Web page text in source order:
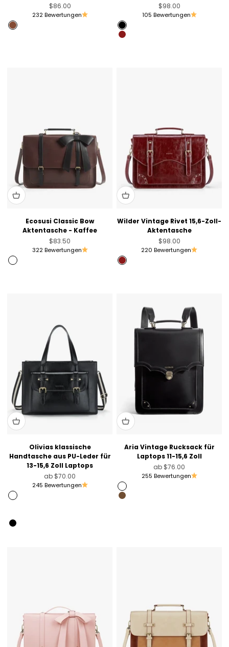
Angebot
$86.00
232 Bewertungen
Rostbraun
Angebot
$98.00
105 Bewertungen
Black
Angola Red
Ecosusi Classic Bow
Aktentasche - Kaffee
Angebot
$83.50
322 Bewertungen
Coffee
Wilder Vintage Rivet 15,6-Zoll-
Aktentasche
Angebot
$98.00
220 Bewertungen
Angola Red
Olivias klassische
Handtasche aus PU-Leder für
13-15,6 Zoll Laptops
Angebot
ab $70.00
245 Bewertungen
Schwarz
Beige mit Braun
Beige mit Schwarz
Aria Vintage Rucksack für
Laptops 11-15,6 Zoll
Angebot
ab $76.00
255 Bewertungen
Schwarz
Schokolade